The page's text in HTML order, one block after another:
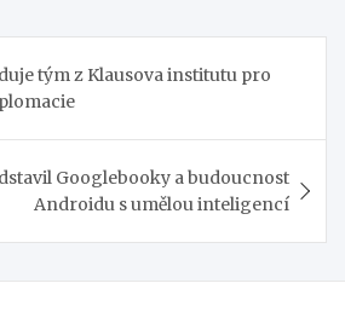
tým z Klausova institutu pro
Googlebooky a budoucnost
Androidu s umělou inteligencí